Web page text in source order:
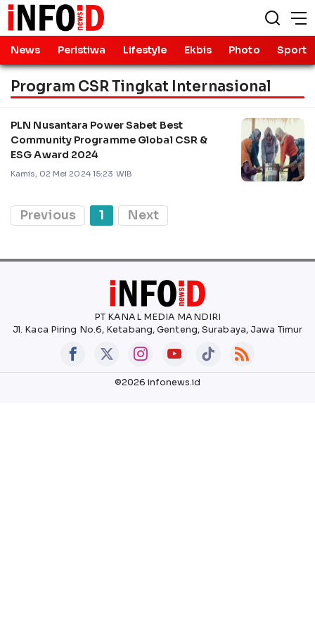
News Peristiwa Lifestyle Ekbis Photo Sport
Program CSR Tingkat Internasional
PLN Nusantara Power Sabet Best
Community Programme Global CSR &
ESG Award 2024
Kamis, 02 Mei 2024 15:23 WIB
Previous 1 Next
PT KANAL MEDIA MANDIRI
Jl. Kaca Piring No.6, Ketabang, Genteng, Surabaya, Jawa Timur
©2026 infonews.id